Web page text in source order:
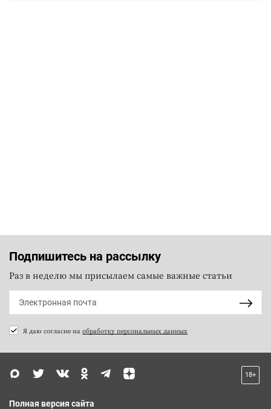
Подпишитесь на рассылку
Раз в неделю мы присылаем самые важные статьи
Я даю согласие на обработку персональных данных
18+
Полная версия сайта